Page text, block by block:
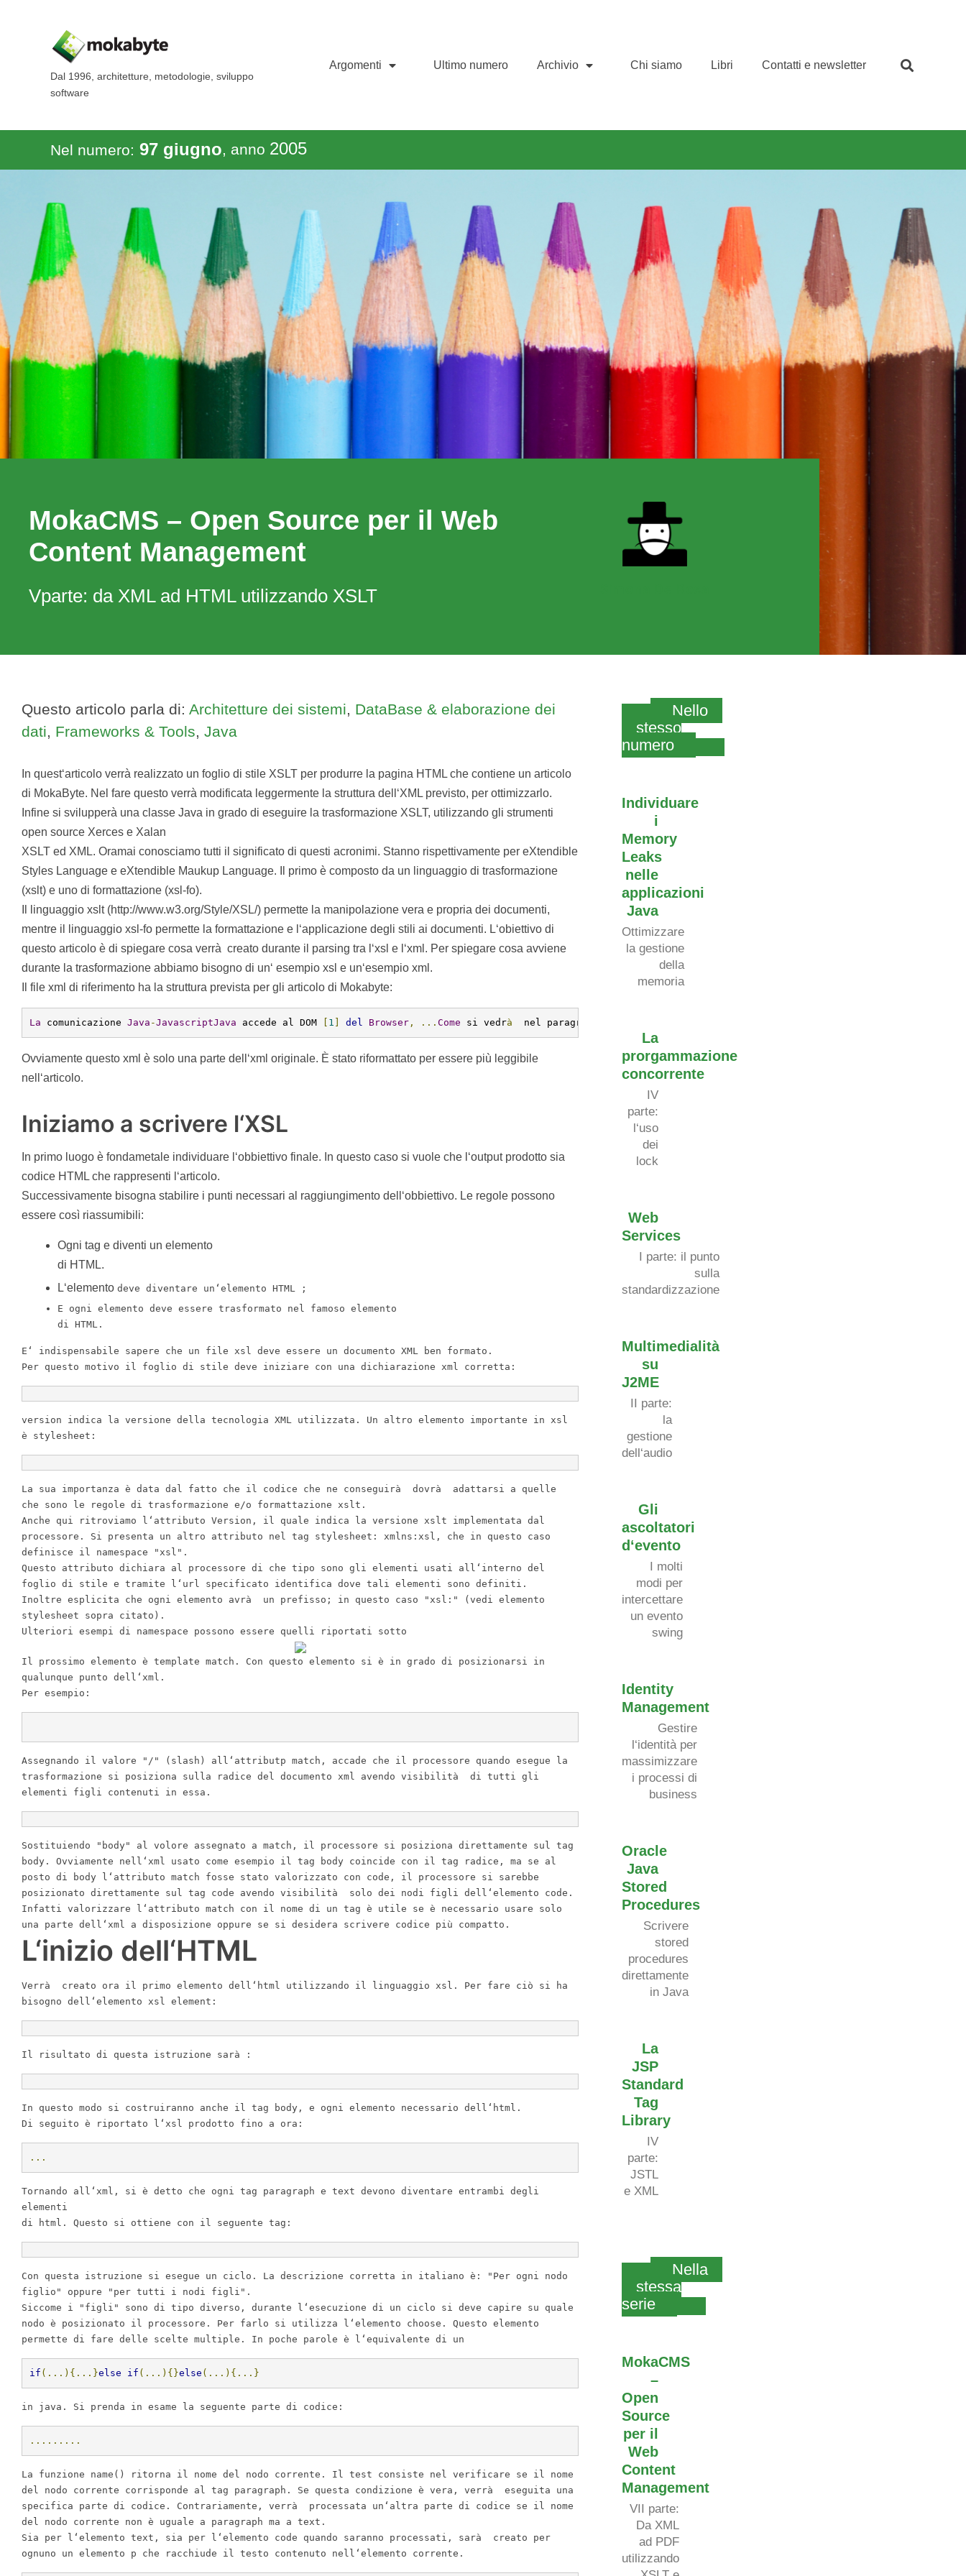
Dal 1996, architetture, metodologie, sviluppo
software
Argomenti Ultimo numero Archivio Chi siamo Libri Contatti e newsletter
Nel numero: 97 giugno, anno 2005
MokaCMS – Open Source per il Web
Content Management
Vparte: da XML ad HTML utilizzando XSLT
Questo articolo parla di: Architetture dei sistemi, DataBase & elaborazione dei
dati, Frameworks & Tools, Java
In quest‘articolo verrà realizzato un foglio di stile XSLT per produrre la pagina HTML che contiene un articolo
di MokaByte. Nel fare questo verrà modificata leggermente la struttura dell‘XML previsto, per ottimizzarlo.
Infine si svilupperà una classe Java in grado di eseguire la trasformazione XSLT, utilizzando gli strumenti
open source Xerces e Xalan
XSLT ed XML. Oramai conosciamo tutti il significato di questi acronimi. Stanno rispettivamente per eXtendible
Styles Language e eXtendible Maukup Language. Il primo è composto da un linguaggio di trasformazione
(xslt) e uno di formattazione (xsl-fo).
Il linguaggio xslt (http://www.w3.org/Style/XSL/) permette la manipolazione vera e propria dei documenti,
mentre il linguaggio xsl-fo permette la formattazione e l‘applicazione degli stili ai documenti. L‘obiettivo di
questo articolo è di spiegare cosa verrà creato durante il parsing tra l‘xsl e l‘xml. Per spiegare cosa avviene
durante la trasformazione abbiamo bisogno di un‘ esempio xsl e un‘esempio xml.
Il file xml di riferimento ha la struttura prevista per gli articolo di Mokabyte:
La comunicazione Java -JavascriptJava accede al DOM 1 del Browser , ... Come si vedrà nel paragrafo successivo
Ovviamente questo xml è solo una parte dell‘xml originale. È stato riformattato per essere più leggibile
nell‘articolo.
Iniziamo a scrivere l‘XSL
In primo luogo è fondametale individuare l‘obbiettivo finale. In questo caso si vuole che l‘output prodotto sia
codice HTML che rappresenti l‘articolo.
Successivamente bisogna stabilire i punti necessari al raggiungimento dell‘obbiettivo. Le regole possono
essere così riassumibili:
Ogni tag e diventi un elemento
di HTML.
L‘elemento deve diventare un ‘ elemento HTML
;
E ogni elemento deve essere trasformato nel famoso elemento
di HTML .
E ‘ indispensabile sapere che un file xsl deve essere un documento XML ben formato .
Per questo motivo il foglio di stile deve iniziare con una dichiarazione xml corretta :
version indica la versione della tecnologia XML utilizzata . Un altro elemento importante in xsl
è stylesheet :
La sua importanza è data dal fatto che il codice che ne conseguirà dovrà adattarsi a quelle
che sono le regole di trasformazione e/o formattazione xslt .
Anche qui ritroviamo l ‘ attributo Version ,
il quale indica la versione xslt implementata dal
processore . Si presenta un altro attributo nel tag stylesheet : xmlns : xsl , che in questo caso
definisce il namespace "xsl" .
Questo attributo dichiara al processore di che tipo sono gli elementi usati all ‘ interno del
foglio di stile e tramite l ‘ url specificato identifica dove tali elementi sono definiti .
Inoltre esplicita che ogni elemento avrà un prefisso ; in questo caso "xsl:" ( vedi elemento
stylesheet sopra citato ).
Ulteriori esempi di namespace possono essere quelli riportati sotto
Il prossimo elemento è template match . Con questo elemento si è in grado di posizionarsi in
qualunque punto dell ‘ xml .
Per esempio :
Assegnando il valore "/" ( slash ) all ‘ attributp match ,
accade che il processore quando esegue la
trasformazione si posiziona sulla radice del documento xml avendo visibilità di tutti gli
elementi figli contenuti in essa .
Sostituiendo "body" al volore assegnato a match ,
il processore si posiziona direttamente sul tag
body . Ovviamente nell ‘ xml usato come esempio il tag body coincide con il tag radice ,
ma se al
posto di body l ‘ attributo match fosse stato valorizzato con code ,
il processore si sarebbe
posizionato direttamente sul tag code avendo visibilità solo dei nodi figli dell ‘ elemento code .
Infatti valorizzare l ‘ attributo match con il nome di un tag è utile se è necessario usare solo
una parte dell ‘ xml a disposizione oppure se si desidera scrivere codice più compatto .
L‘inizio dell‘HTML
Verrà creato ora il primo elemento dell ‘ html utilizzando il linguaggio xsl . Per fare ciò si ha
bisogno dell ‘ elemento xsl element :
Il risultato di questa istruzione sarà :
In questo modo si costruiranno anche il tag body , e ogni elemento necessario dell ‘ html .
Di seguito è riportato l ‘ xsl prodotto fino a ora :
...
Tornando all ‘ xml , si è detto che ogni tag paragraph e text devono diventare entrambi degli
elementi
di html . Questo si ottiene con il seguente tag :
Con questa istruzione si esegue un ciclo . La descrizione corretta in italiano è:
"Per ogni nodo
figlio"
oppure "per tutti i nodi figli" .
Siccome i "figli" sono di tipo diverso , durante l ‘ esecuzione di un ciclo si deve capire su quale
nodo è posizionato il processore . Per farlo si utilizza l ‘ elemento choose . Questo elemento
permette di fare delle scelte multiple . In poche parole è l ‘ equivalente di un
if (...){...}else if (...){}else (...){...}
in java . Si prenda in esame la seguente parte di codice :
... ... ...
La funzione name () ritorna il nome del nodo corrente . Il test consiste nel verificare se il nome
del nodo corrente corrisponde al tag paragraph . Se questa condizione è vera , verrà eseguita una
specifica parte di codice . Contrariamente , verrà processata un ‘ altra parte di codice se il nome
del nodo corrente non è uguale a paragraph ma a text .
Sia per l ‘ elemento text , sia per l ‘ elemento code quando saranno processati , sarà creato per
ognuno un elemento p che racchiude il testo contenuto nell ‘ elemento corrente .
Nello
stesso
numero
Individuare
i
Memory
Leaks
nelle
applicazioni
Java
Ottimizzare
la gestione
della
memoria
La
prorgammazione
concorrente
IV
parte:
l‘uso
dei
lock
Web
Services
I parte: il punto
sulla
standardizzazione
Multimedialità
su
J2ME
II parte:
la
gestione
dell‘audio
Gli
ascoltatori
d ‘evento
I molti
modi per
intercettare
un evento
swing
Identity
Management
Gestire
l‘identitàper
massimizzare
i processi di
business
Oracle
Java
Stored
Procedures
Scrivere
stored
procedures
direttamente
in Java
La
JSP
Standard
Tag
Library
IV
parte:
JSTL
e XML
Nella
stessa
serie
MokaCMS
–
Open
Source
per il
Web
Content
Management
VII parte:
DaXML
ad PDF
utilizzando